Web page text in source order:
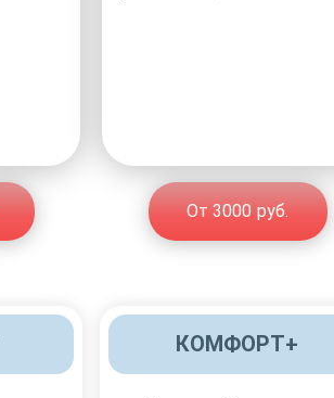
От 3000 руб.
КОМФОРТ+